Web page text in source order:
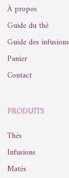
À propos
Guide du thé
Guide des infusions
Panier
Contact
PRODUITS
Thés
Infusions
Matés